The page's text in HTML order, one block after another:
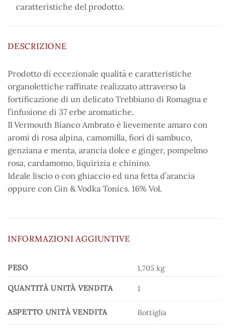
caratteristiche del prodotto.
DESCRIZIONE
Prodotto di eccezionale qualità e caratteristiche
organolettiche raffinate realizzato attraverso la
fortificazione di un delicato Trebbiano di Romagna e
l’infusione di 37 erbe aromatiche.
Il Vermouth Bianco Ambrato è lievemente amaro con
aromi di rosa alpina, camomilla, fiori di sambuco,
genziana e menta, arancia dolce e ginger, pompelmo
rosa, cardamomo, liquirizia e chinino.
Ideale liscio o con ghiaccio ed una fetta d’arancia
oppure con Gin & Vodka Tonics. 16% Vol.
INFORMAZIONI AGGIUNTIVE
PESO 1,705 kg
QUANTITÀ UNITÀ VENDITA 1
ASPETTO UNITÀ VENDITA Bottiglia